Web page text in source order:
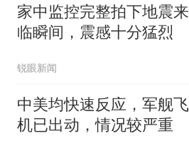
家中监控完整拍下地震来
临瞬间，震感十分猛烈
锐眼新闻
中美均快速反应，军舰飞
机已出动，情况较严重